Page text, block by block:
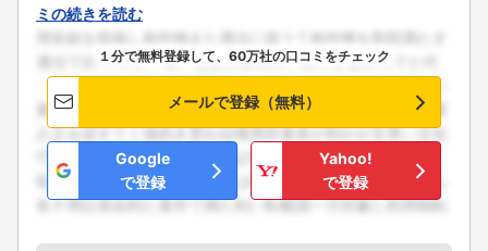
ミの続きを読む
１分で無料登録して、60万社の口コミをチェック
メールで登録（無料）
Google
で登録
Yahoo!
で登録